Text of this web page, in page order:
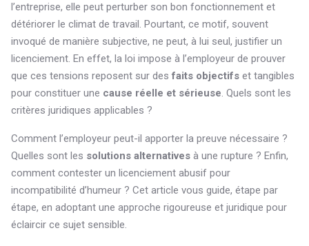
l’entreprise, elle peut perturber son bon fonctionnement et
détériorer le climat de travail. Pourtant, ce motif, souvent
invoqué de manière subjective, ne peut, à lui seul, justifier un
licenciement. En effet, la loi impose à l’employeur de prouver
que ces tensions reposent sur desfaits objectifs et tangibles
pour constituer une cause réelle et sérieuse. Quels sont les
critères juridiques applicables ?
Comment l’employeur peut-il apporter la preuve nécessaire ?
Quelles sont les solutions alternatives à une rupture ? Enfin,
comment contester un licenciement abusif pour
incompatibilité d’humeur ? Cet article vous guide, étape par
étape, en adoptant une approche rigoureuse et juridique pour
éclaircir ce sujet sensible.